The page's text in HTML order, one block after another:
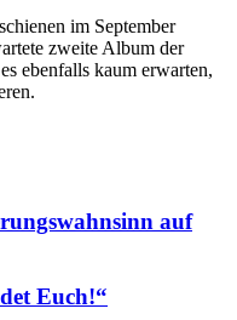
im September
zweite Album der
ebenfalls kaum erwarten,
auf
Euch!“